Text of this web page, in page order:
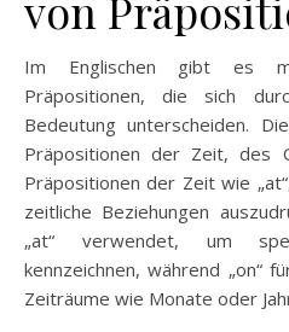
Im Englischen gibt es
Präpositionen, die sich
Bedeutung unterscheiden.
Präpositionen der Zeit, des
Präpositionen der Zeit wie
zeitliche Beziehungen
„at“ verwendet, um
kennzeichnen, während „on“
Zeiträume wie Monate oder